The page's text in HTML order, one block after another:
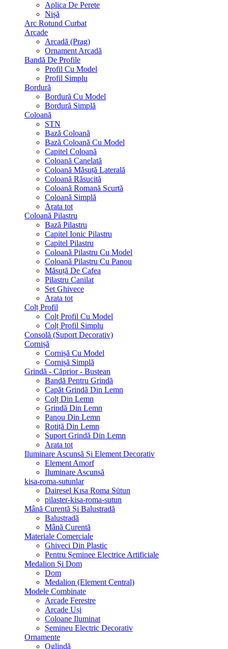
Aplica De Perete
Nișă
Arc Rotund Curbat
Arcade
Arcadă (Prag)
Ornament Arcadă
Bandă De Profile
Profil Cu Model
Profil Simplu
Bordură
Bordură Cu Model
Bordură Simplă
Coloană
STN
Bază Coloană
Bază Coloană Cu Model
Capitel Coloană
Coloană Canelată
Coloană Măsuță Laterală
Coloană Răsucită
Coloană Romană Scurtă
Coloană Simplă
Arata tot
Coloană Pilastru
Bază Pilastru
Capitel Ionic Pilastru
Capitel Pilastru
Coloană Pilastru Cu Model
Coloană Pilastru Cu Panou
Măsuță De Cafea
Pilastru Canilat
Set Ghivece
Arata tot
Colț Profil
Colț Profil Cu Model
Colț Profil Simplu
Consolă (Suport Decorativ)
Cornișă
Cornișă Cu Model
Cornișă Simplă
Grindă - Căprior - Bustean
Bandă Pentru Grindă
Capăt Grindă Din Lemn
Colț Din Lemn
Grindă Din Lemn
Panou Din Lemn
Rotiță Din Lemn
Suport Grindă Din Lemn
Arata tot
Iluminare Ascunsă Și Element Decorativ
Element Amorf
Iluminare Ascunsă
kisa-roma-sutunlar
Dairesel Kısa Roma Sütun
pilaster-kisa-roma-sutun
Mână Curentă Și Balustradă
Balustradă
Mână Curentă
Materiale Comerciale
Ghiveci Din Plastic
Pentru Șeminee Electrice Artificiale
Medalion Și Dom
Dom
Medalion (Element Central)
Modele Combinate
Arcade Ferestre
Arcade Uși
Coloane Iluminat
Șemineu Electric Decorativ
Ornamente
Oglindă